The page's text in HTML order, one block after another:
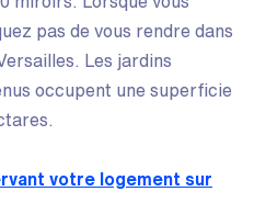
pas de vous rendre dans
Les jardins
occupent une superficie
votre logement sur